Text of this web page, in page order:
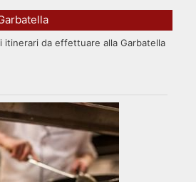
itinerari da effettuare alla Garbatella